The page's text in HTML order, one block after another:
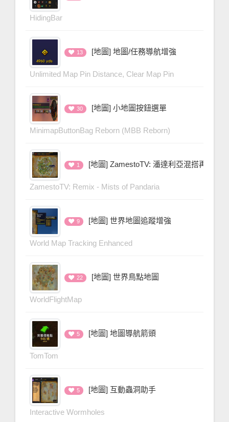
HidingBar
13 [地圖] 地圖/任務導航增強
Unlimited Map Pin Distance, Clear Map Pin
30 [地圖] 小地圖按鈕選單
MinimapButtonBag Reborn (MBB Reborn)
1 [地圖] ZamestoTV: 潘達利亞混搭再造
ZamestoTV: Remix - Mists of Pandaria
9 [地圖] 世界地圖追蹤增強
World Map Tracking Enhanced
22 [地圖] 世界鳥點地圖
WorldFlightMap
5 [地圖] 地圖導航箭頭
TomTom
5 [地圖] 互動蟲洞助手
Interactive Wormholes